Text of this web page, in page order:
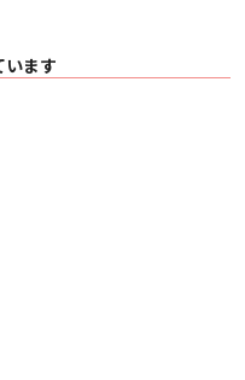
。
を採用し、強力な磁気回路を搭
。
います